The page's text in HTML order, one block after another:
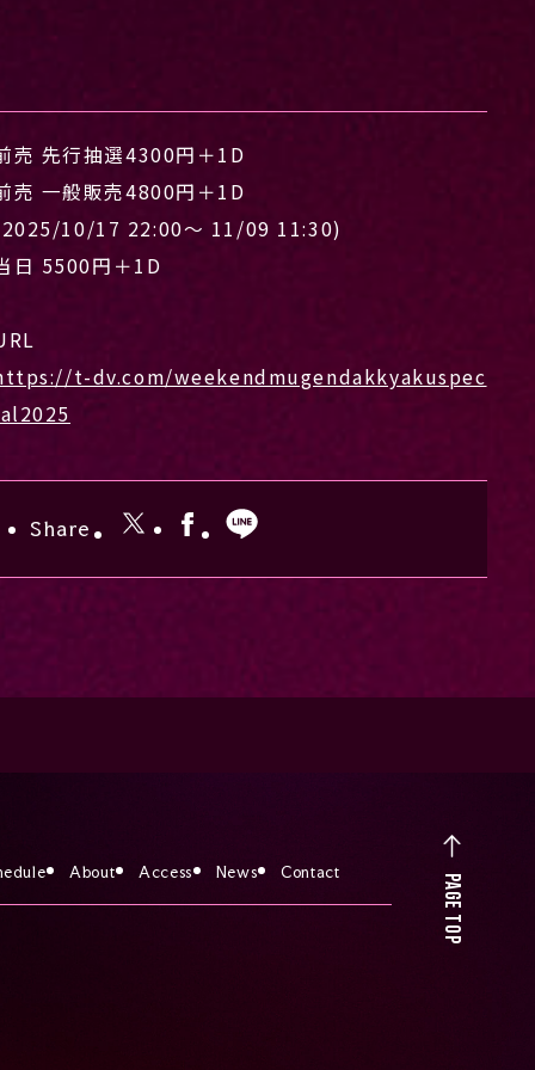
売 先行抽選4300円＋1D
売 一般販売4800円＋1D
10/17 22:00〜 11/09 11:30)
日 5500円＋1D
t-dv.com/weekendmugendakkyakuspec
Share
About Access News Contact
PAGE TOP